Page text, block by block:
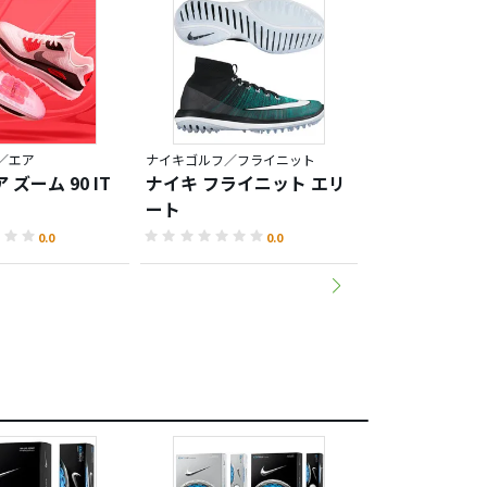
エア
ズーム 90 IT
0.0
ナイキゴルフ／フライニット
ナイキ フライニット エリ
ート
0.0